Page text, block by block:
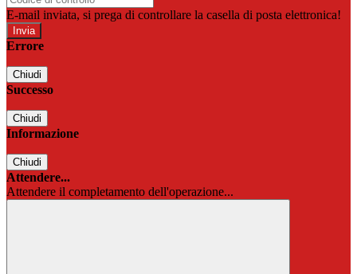
E-mail inviata, si prega di controllare la casella di posta elettronica!
Errore
Chiudi
Successo
Chiudi
Informazione
Chiudi
Attendere...
Attendere il completamento dell'operazione...